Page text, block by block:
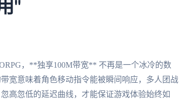
"
，**独享100M带宽** 不再是一个冰冷的数
宽意味着角色移动指令能被瞬间响应，多人团战
高忽低的延迟曲线，才能保证游戏体验始终如